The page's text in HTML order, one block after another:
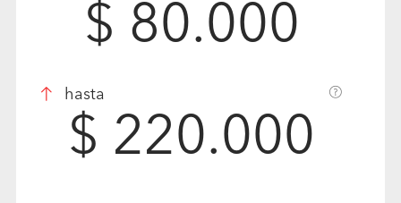
$ 80.000
hasta
$ 220.000